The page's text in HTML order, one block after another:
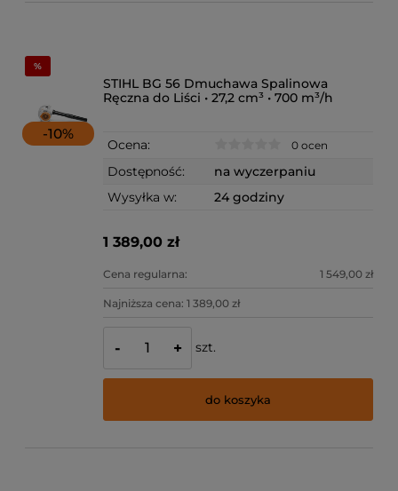
-10%
STIHL BG 56 Dmuchawa Spalinowa
Ręczna do Liści • 27,2 cm³ • 700 m³/h
Ocena: 0 ocen
Dostępność:
na wyczerpaniu
Wysyłka w:
24 godziny
1 389,00 zł
Cena regularna: 1 549,00 zł
Najniższa cena:1 389,00 zł
- + szt.
do koszyka